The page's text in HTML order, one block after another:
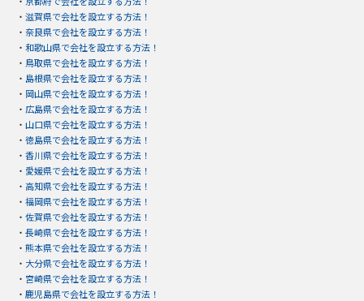
・ 滋賀県で会社を設立する方法！
・ 奈良県で会社を設立する方法！
・ 和歌山県で会社を設立する方法！
・ 鳥取県で会社を設立する方法！
・ 島根県で会社を設立する方法！
・ 岡山県で会社を設立する方法！
・ 広島県で会社を設立する方法！
・ 山口県で会社を設立する方法！
・ 徳島県で会社を設立する方法！
・ 香川県で会社を設立する方法！
・ 愛媛県で会社を設立する方法！
・ 高知県で会社を設立する方法！
・ 福岡県で会社を設立する方法！
・ 佐賀県で会社を設立する方法！
・ 長崎県で会社を設立する方法！
・ 熊本県で会社を設立する方法！
・ 大分県で会社を設立する方法！
・ 宮崎県で会社を設立する方法！
・ 鹿児島県で会社を設立する方法！